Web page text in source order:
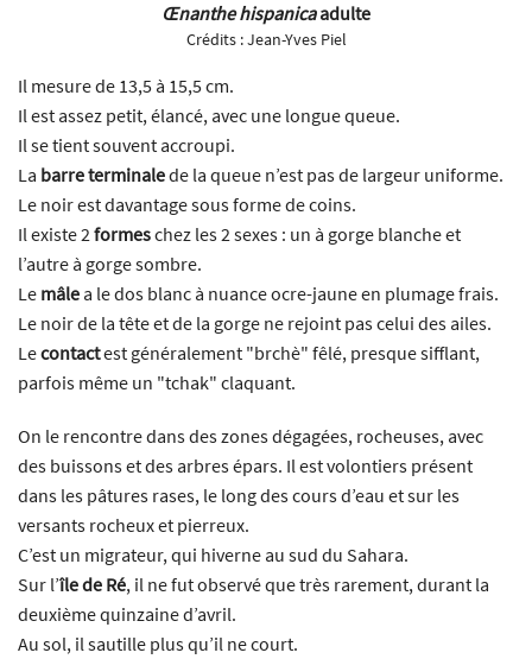
Œnanthe hispanicaadulte
Crédits :Jean-Yves Piel
Il mesure de 13,5 à 15,5 cm.
Il est assez petit, élancé, avec une longue queue.
Il se tient souvent accroupi.
La barre terminalede la queue n’est pas de largeur uniforme.
Le noir est davantage sous forme de coins.
Il existe 2formeschez les 2 sexes : un à gorge blanche et
l’autre à gorge sombre.
Le mâle a le dos blanc à nuance ocre-jaune en plumage frais.
Le noir de la tête et de la gorge ne rejoint pas celui des ailes.
Lecontactest généralement "brchè" fêlé, presque sifflant,
parfois même un "tchak" claquant.
On le rencontre dans des zones dégagées, rocheuses, avec
des buissons et des arbres épars. Il est volontiers présent
dans les pâtures rases, le long des cours d’eau et sur les
versants rocheux et pierreux.
C’est un migrateur, qui hiverne au sud du Sahara.
Sur l’île de Ré, il ne fut observé que très rarement, durant la
deuxième quinzaine d’avril.
Au sol, il sautille plus qu’il ne court.